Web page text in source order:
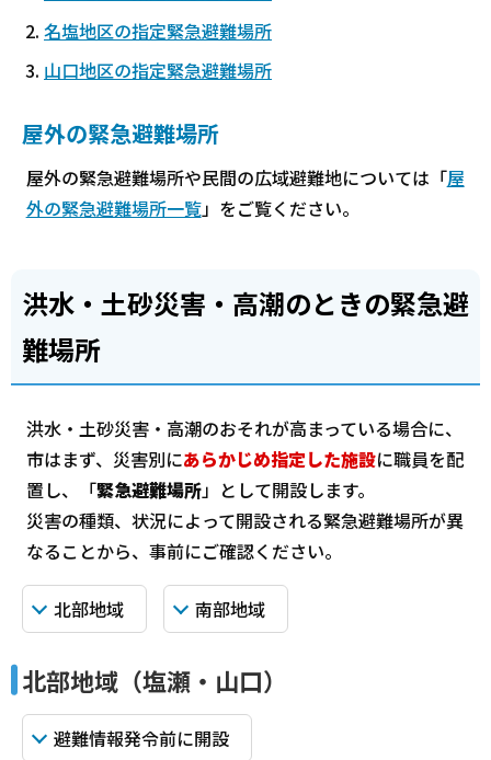
名塩地区の指定緊急避難場所
山口地区の指定緊急避難場所
屋外の緊急避難場所
屋外の緊急避難場所や民間の広域避難地については「屋
外の緊急避難場所一覧」をご覧ください。
洪水・土砂災害・高潮のときの緊急避
難場所
洪水・土砂災害・高潮のおそれが高まっている場合に、
市はまず、災害別にあらかじめ指定した施設に職員を配
置し、「緊急避難場所」として開設します。
災害の種類、状況によって開設される緊急避難場所が異
なることから、事前にご確認ください。
北部地域 南部地域
北部地域（塩瀬・山口）
避難情報発令前に開設